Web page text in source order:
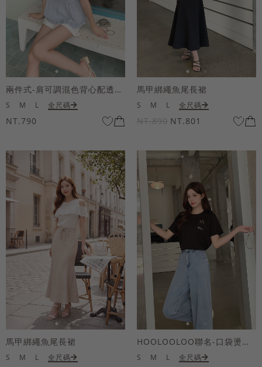
兩件式-肩可調混色背心配透膚短袖上衣
S M L 全尺碼
NT.790
馬甲綁繩魚尾長裙
S M L 全尺碼
NT.890 NT.801
馬甲綁繩魚尾長裙
S M L 全尺碼
HOOLOOLOO聯名-口袋燙金KUKU熊短袖上衣
S M L 全尺碼